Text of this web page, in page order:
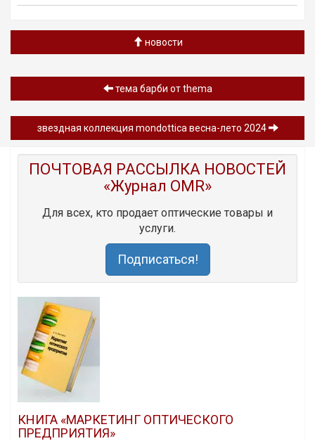
новости
тема барби от thema
звездная коллекция mondottica весна-лето 2024
ПОЧТОВАЯ РАССЫЛКА НОВОСТЕЙ
«Журнал OMR»
Для всех, кто продает оптические товары и
услуги.
Подписаться!
КНИГА «МАРКЕТИНГ ОПТИЧЕСКОГО
ПРЕДПРИЯТИЯ»